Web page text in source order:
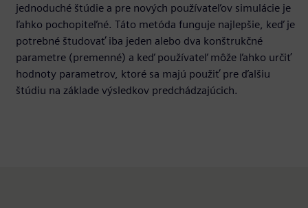
jednoduché štúdie a pre nových používateľov simulácie je
ľahko pochopiteľné. Táto metóda funguje najlepšie, keď je
potrebné študovať iba jeden alebo dva konštrukčné
parametre (premenné) a keď používateľ môže ľahko určiť
hodnoty parametrov, ktoré sa majú použiť pre ďalšiu
štúdiu na základe výsledkov predchádzajúcich.